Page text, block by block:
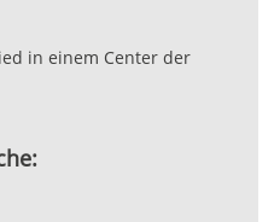
in einem Center der